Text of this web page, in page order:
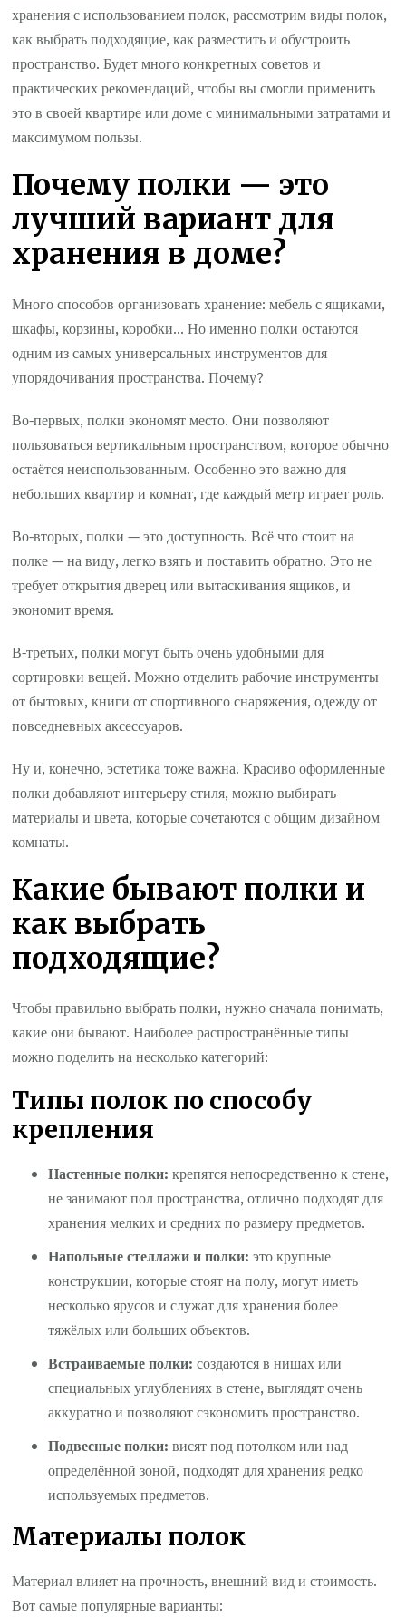
хранения с использованием полок, рассмотрим виды полок,
как выбрать подходящие, как разместить и обустроить
пространство. Будет много конкретных советов и
практических рекомендаций, чтобы вы смогли применить
это в своей квартире или доме с минимальными затратами и
максимумом пользы.
Почему полки — это
лучший вариант для
хранения в доме?
Много способов организовать хранение: мебель с ящиками,
шкафы, корзины, коробки… Но именно полки остаются
одним из самых универсальных инструментов для
упорядочивания пространства. Почему?
Во-первых, полки экономят место. Они позволяют
пользоваться вертикальным пространством, которое обычно
остаётся неиспользованным. Особенно это важно для
небольших квартир и комнат, где каждый метр играет роль.
Во-вторых, полки — это доступность. Всё что стоит на
полке — на виду, легко взять и поставить обратно. Это не
требует открытия дверец или вытаскивания ящиков, и
экономит время.
В-третьих, полки могут быть очень удобными для
сортировки вещей. Можно отделить рабочие инструменты
от бытовых, книги от спортивного снаряжения, одежду от
повседневных аксессуаров.
Ну и, конечно, эстетика тоже важна. Красиво оформленные
полки добавляют интерьеру стиля, можно выбирать
материалы и цвета, которые сочетаются с общим дизайном
комнаты.
Какие бывают полки и
как выбрать
подходящие?
Чтобы правильно выбрать полки, нужно сначала понимать,
какие они бывают. Наиболее распространённые типы
можно поделить на несколько категорий:
Типы полок по способу
крепления
Настенные полки: крепятся непосредственно к стене,
не занимают пол пространства, отлично подходят для
хранения мелких и средних по размеру предметов.
Напольные стеллажи и полки: это крупные
конструкции, которые стоят на полу, могут иметь
несколько ярусов и служат для хранения более
тяжёлых или больших объектов.
Встраиваемые полки: создаются в нишах или
специальных углублениях в стене, выглядят очень
аккуратно и позволяют сэкономить пространство.
Подвесные полки: висят под потолком или над
определённой зоной, подходят для хранения редко
используемых предметов.
Материалы полок
Материал влияет на прочность, внешний вид и стоимость.
Вот самые популярные варианты: